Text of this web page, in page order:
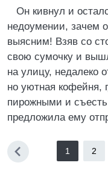
Он кивнул и
недоумении, зачем
выясним! Взяв со
свою сумочку и
на улицу, недалеко
но уютная кофейня,
пирожными и
предложила ему
1 2